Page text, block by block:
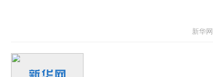
新华网